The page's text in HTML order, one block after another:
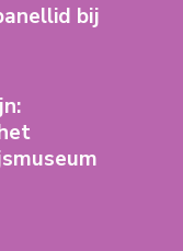
bij